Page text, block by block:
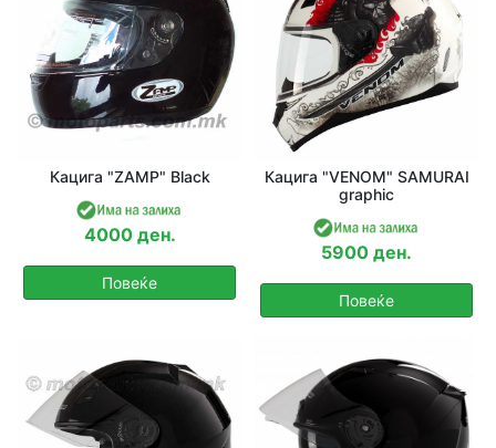
Кацига "ZAMP" Black
4000 ден.
Повеќе
Кацига "VENOM" SAMURAI
graphic
5900 ден.
Повеќе